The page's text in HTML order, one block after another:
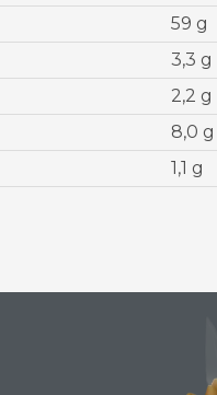
59 g
3,3 g
2,2 g
8,0 g
1,1 g